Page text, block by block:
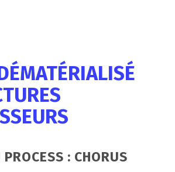
: CHORUS